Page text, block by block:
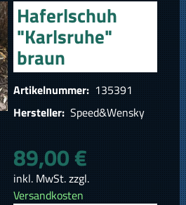
Haferlschuh
"Karlsruhe"
braun
Artikelnummer: 135391
Hersteller: Speed&Wensky
89,00 €
inkl. MwSt. zzgl.
Versandkosten